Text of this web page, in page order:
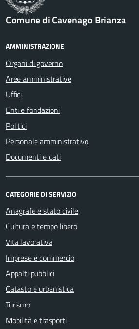
Comune di Cavenago Brianza
AMMINISTRAZIONE
Organi di governo
Aree amministrative
Uffici
Enti e fondazioni
Politici
Personale amministrativo
Documenti e dati
CATEGORIE DI SERVIZIO
Anagrafe e stato civile
Cultura e tempo libero
Vita lavorativa
Imprese e commercio
Appalti pubblici
Catasto e urbanistica
Turismo
Mobilità e trasporti